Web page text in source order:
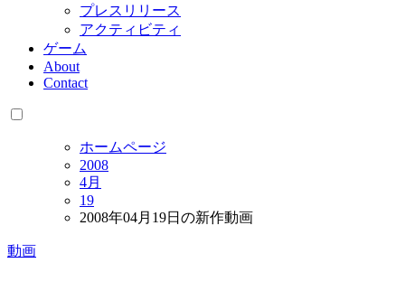
プレスリリース
アクティビティ
ゲーム
About
Contact
ホームページ
2008
4月
19
2008年04月19日の新作動画
動画